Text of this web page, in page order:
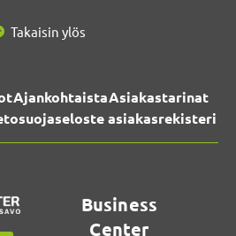
Takaisin ylös
AjankohtaistaAsiakastarinat
asiakasrekisteri
Business
Center